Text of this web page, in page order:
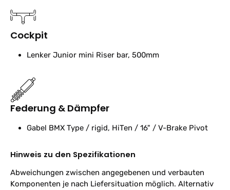
Cockpit
Lenker Junior mini Riser bar, 500mm
Federung & Dämpfer
Gabel BMX Type / rigid, HiTen / 16" / V-Brake Pivot
Hinweis zu den Spezifikationen
Abweichungen zwischen angegebenen und verbauten
Komponenten je nach Liefersituation möglich. Alternativ